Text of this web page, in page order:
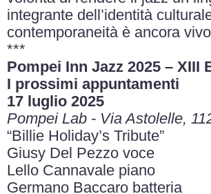
integrante dell’identità
contemporaneità è ancora
***
Pompei Inn Jazz 2025 – XIII
I prossimi appuntamenti
17 luglio 2025
Pompei Lab - Via Astolelle,
“Billie Holiday’s Tribute”
Giusy Del Pezzo voce
Lello Cannavale piano
Germano Baccaro batteria